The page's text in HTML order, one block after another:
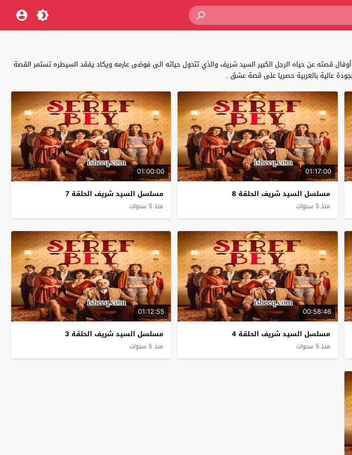
عن حياه الرجل الكبير السيد شريف والذي تتحول حياته الى فوضى عارمه ويكاد يفقد السيطره تستمر القصة
01:17:00
مسلسل السيد شريف الحلقة 8
منذ 5 سنوات
01:00:00
مسلسل السيد شريف الحلقة 7
منذ 5 سنوات
00:58:46
مسلسل السيد شريف الحلقة 4
منذ 5 سنوات
01:12:55
مسلسل السيد شريف الحلقة 3
منذ 5 سنوات